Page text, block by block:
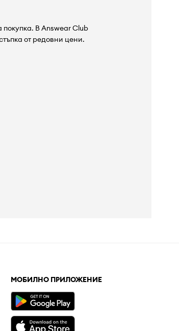
покупка. В Answear Club
от редовни цени.
МОБИЛНО ПРИЛОЖЕНИЕ